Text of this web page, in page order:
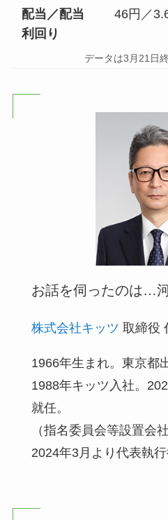
配当／配当
利回り
46円／
データは3月21日
お話を伺ったのは…
株式会社キッツ 取締役
1966年生まれ。東京都
1988年キッツ入社。
就任。
（指名委員会等設置会
2024年3月より代表執行